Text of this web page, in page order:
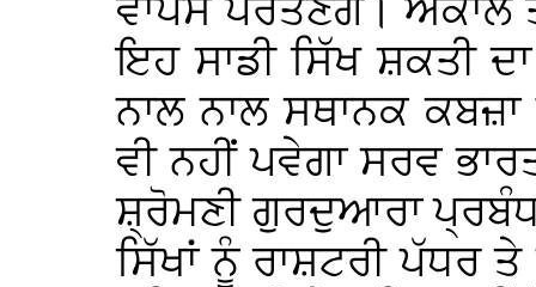
ਵਾਪਸ ਪਰਤਣਗੇ। ਅਕਾਲ
ਇਹ ਸਾਡੀ ਸਿੱਖ ਸ਼ਕਤੀ
ਨਾਲ ਨਾਲ ਸਥਾਨਕ
ਵੀ ਨਹੀਂ ਪਵੇਗਾ ਸਰਵ
ਸ਼੍ਰੋਮਣੀ ਗੁਰਦੁਆਰਾ
ਸਿੱਖਾਂ ਨੂੰ ਰਾਸ਼ਟਰੀ ਪੱਧਰ